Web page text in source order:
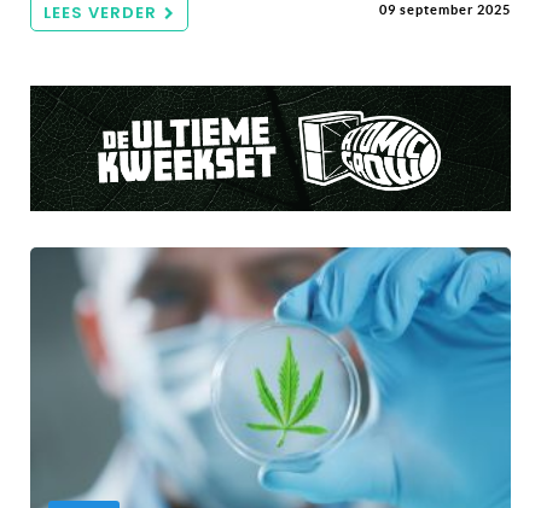
LEES VERDER 09 september 2025